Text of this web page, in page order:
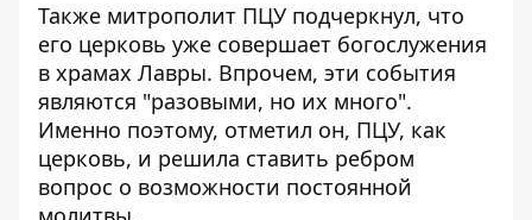
Также митрополит ПЦУ подчеркнул, что
его церковь уже совершает богослужения
в храмах Лавры. Впрочем, эти события
являются "разовыми, но их много".
Именно поэтому, отметил он, ПЦУ, как
церковь, и решила ставить ребром
вопрос о возможности постоянной